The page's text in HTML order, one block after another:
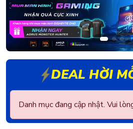
DEAL HỜI
Danh mục đang cập nhật. Vui